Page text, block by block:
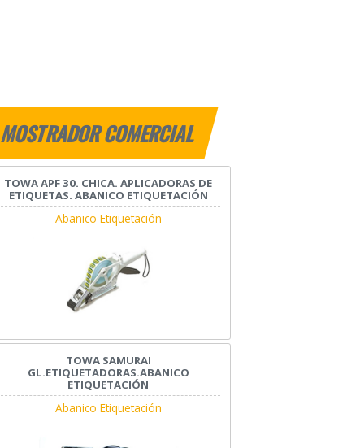
MOSTRADOR COMERCIAL
TOWA APF 30. CHICA. APLICADORAS DE
ETIQUETAS. ABANICO ETIQUETACIÓN
Abanico Etiquetación
TOWA SAMURAI
GL.ETIQUETADORAS.ABANICO
ETIQUETACIÓN
Abanico Etiquetación